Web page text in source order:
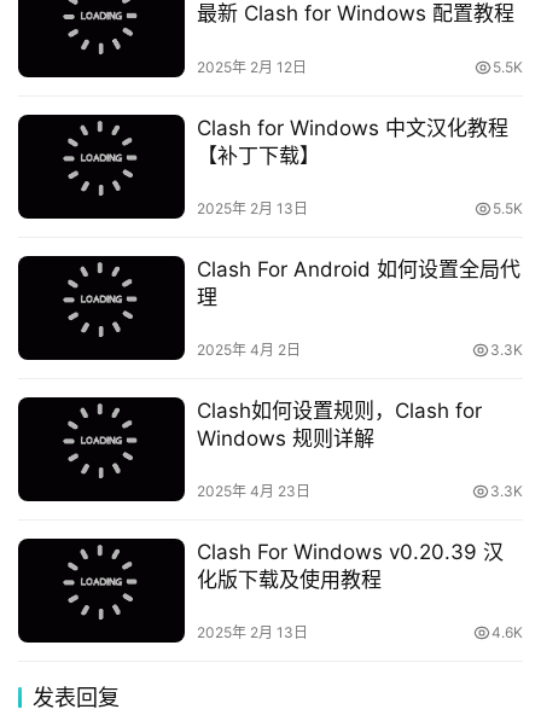
最新 Clash for Windows 配置教程
2025年 2月 12日 5.5K
Clash for Windows 中文汉化教程
【补丁下载】
2025年 2月 13日 5.5K
Clash For Android 如何设置全局代
理
2025年 4月 2日 3.3K
Clash如何设置规则，Clash for
Windows 规则详解
2025年 4月 23日 3.3K
Clash For Windows v0.20.39 汉
化版下载及使用教程
2025年 2月 13日 4.6K
发表回复